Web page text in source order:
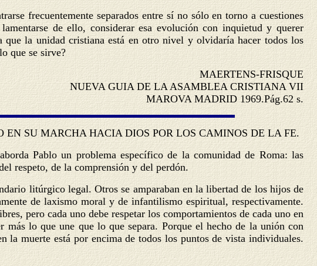
frecuentemente separados entre sí no sólo en torno a cuestiones
de ello, considerar esa evolución con inquietud y querer
la unidad cristiana está en otro nivel y olvidaría hacer todos los
que se sirve?
MAERTENS-FRISQUE
NUEVA GUIA DE LA ASAMBLEA CRISTIANA VII
MAROVA MADRID 1969.Pág.62 s.
SU MARCHA HACIA DIOS POR LOS CAMINOS DE LA FE.
Pablo un problema específico de la comunidad de Roma: las
respeto, de la comprensión y del perdón.
litúrgico legal. Otros se amparaban en la libertad de los hijos de
de laxismo moral y de infantilismo espiritual, respectivamente.
pero cada uno debe respetar los comportamientos de cada uno en
lo que une que lo que separa. Porque el hecho de la unión con
la muerte está por encima de todos los puntos de vista individuales.